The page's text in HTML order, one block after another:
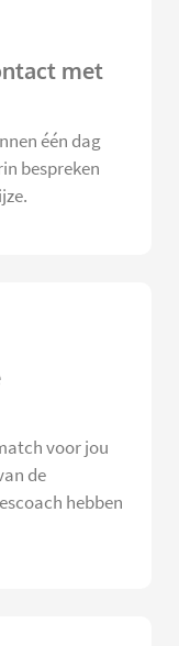
met
één dag
bespreken
voor jou
de
hebben